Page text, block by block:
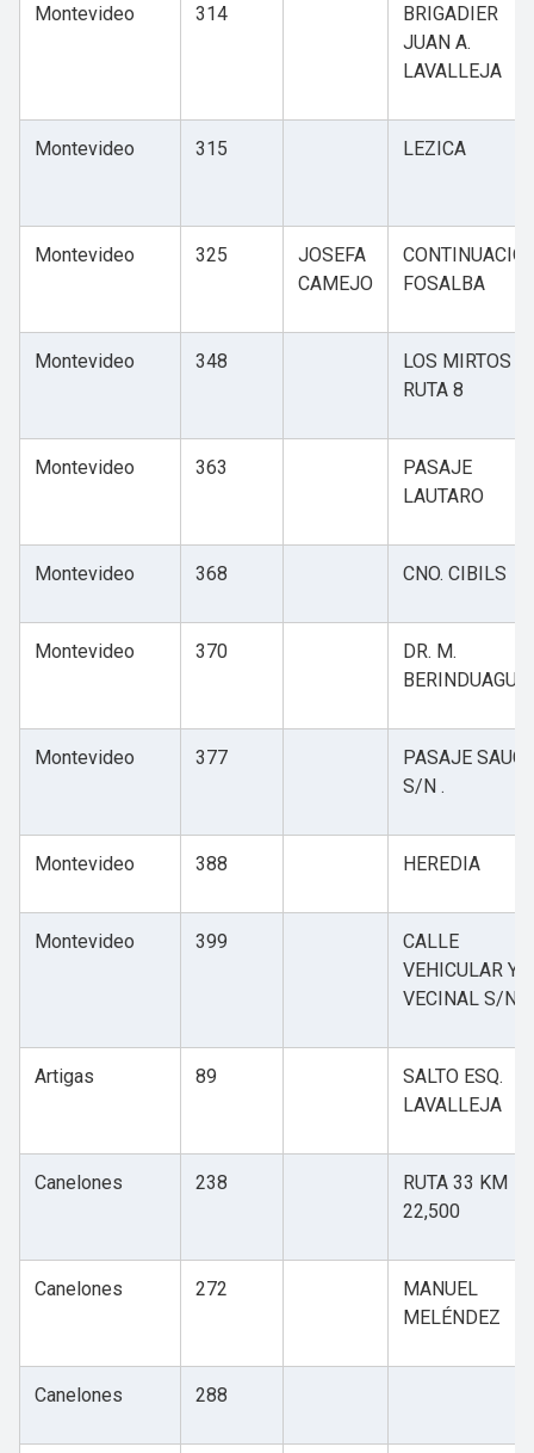
Montevideo 314
BRIGADIER
JUAN A.
LAVALLEJA
Montevideo 315 LEZICA
Montevideo 325
JOSEFA
CAMEJO
FOSALBA
Montevideo 348
LOS MIRTOS Y
RUTA 8
Montevideo 363
PASAJE
LAUTARO
Montevideo 368 CNO. CIBILS
Montevideo 370
DR. M.
BERINDUAGUE
Montevideo 377
PASAJE SAUCE
S/N .
Montevideo 388 HEREDIA
Montevideo 399
CALLE
VEHICULAR Y
VECINAL S/N
Artigas 89
SALTO ESQ.
LAVALLEJA
Canelones 238
RUTA 33 KM
22,500
Canelones 272
MANUEL
MELÉNDEZ
Canelones 288